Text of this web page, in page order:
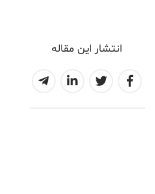
انتشار این مقاله